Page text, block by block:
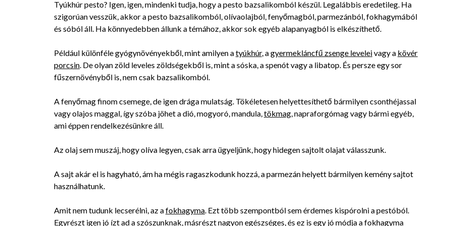
2018-
05-
Tyúkhúr pesto? Igen, igen, mindenki tudja, hogy a pesto bazsalikomból készül. Legalábbis eredetileg. Ha
szigorúan vesszük, akkor a pesto bazsalikomból, olívaolajból, fenyőmagból, parmezánból, fokhagymából
és sóból áll. Ha könnyedebben állunk a témához, akkor sok egyéb alapanyagból is elkészíthető.
Például különféle gyógynövényekből, mint amilyen atyúkhúr, agyermekláncfű zsenge leveleivagy a kövér
porcsin. De olyan zöld leveles zöldségekből is, mint a sóska, a spenót vagy a libatop. És persze egy sor
fűszernövényből is, nem csak bazsalikomból.
A fenyőmag finom csemege, de igen drága mulatság. Tökéletesen helyettesíthető bármilyen csonthéjassal
vagy olajos maggal, így szóba jöhet a dió, mogyoró, mandula,tökmag, napraforgómag vagy bármi egyéb,
ami éppen rendelkezésünkre áll.
Az olaj sem muszáj, hogy olíva legyen, csak arra ügyeljünk, hogy hidegen sajtolt olajat válasszunk.
A sajt akár el is hagyható, ám ha mégis ragaszkodunk hozzá, a parmezán helyett bármilyen kemény sajtot
használhatunk.
Amit nem tudunk lecserélni, az afokhagyma. Ezt több szempontból sem érdemes kispórolni a pestóból.
Egyrészt igen jó ízt ad a szószunknak, másrészt nagyon egészséges, és ez is egy jó módja a fokhagyma
worksopon vettünk részt
tegnap. GyógyfüvesKertemet
Hildával mindenkinek ajánlani
egyben tudásra vágyik
környezetben. Ha lehetne
Olvass tovább